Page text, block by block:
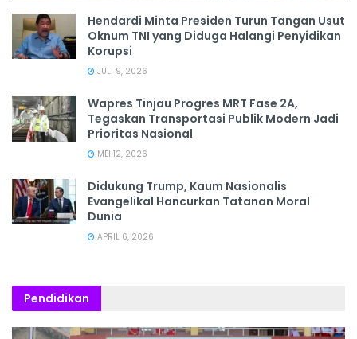
Hendardi Minta Presiden Turun Tangan Usut
Oknum TNI yang Diduga Halangi Penyidikan
Korupsi
JULI 9, 2026
Wapres Tinjau Progres MRT Fase 2A,
Tegaskan Transportasi Publik Modern Jadi
Prioritas Nasional
MEI 12, 2026
Didukung Trump, Kaum Nasionalis
Evangelikal Hancurkan Tatanan Moral
Dunia
APRIL 6, 2026
Pendidikan